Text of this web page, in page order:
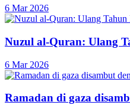
6 Mar 2026
Nuzul al-Quran: Ulang
6 Mar 2026
Ramadan di gaza